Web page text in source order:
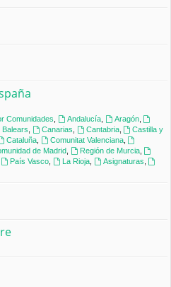
Comunidades Andalucía, Aragón,
Balears Canarias Cantabria,
Castilla y
Cataluña, Comunitat Valenciana,
de Madrid, Región de Murcia,
País Vasco, La Rioja, Asignaturas